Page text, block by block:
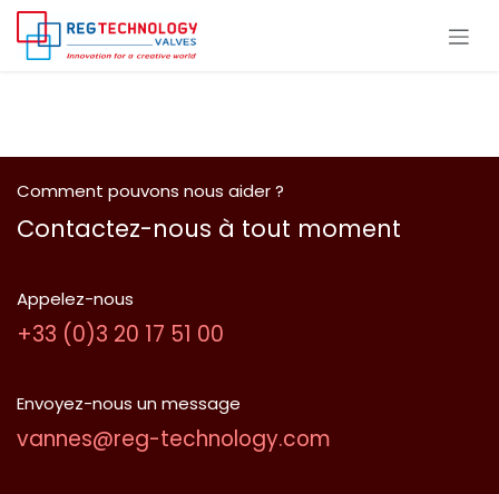
Se rendre au contenu
Comment pouvons nous aider ?
Contactez-nous à tout moment
Appelez-nous
​+33 (0)​3 2​0​ 1​7 5​1 0​0
Envoyez-nous un message
vannes@reg-technology.com